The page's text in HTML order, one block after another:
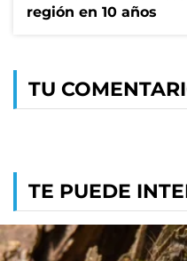
región en 10 años
TU
TE PUEDE